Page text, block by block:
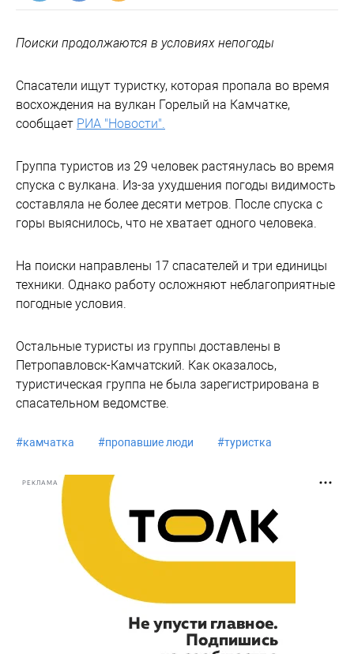
Поиски продолжаются в условиях непогоды
Спасатели ищут туристку, которая пропала во время
восхождения на вулкан Горелый на Камчатке,
сообщает РИА "Новости".
Группа туристов из 29 человек растянулась во время
спуска с вулкана. Из-за ухудшения погоды видимость
составляла не более десяти метров. После спуска с
горы выяснилось, что не хватает одного человека.
На поиски направлены 17 спасателей и три единицы
техники. Однако работу осложняют неблагоприятные
погодные условия.
Остальные туристы из группы доставлены в
Петропавловск-Камчатский. Как оказалось,
туристическая группа не была зарегистрирована в
спасательном ведомстве.
#камчатка #пропавшие люди #туристка
РЕКЛАМА